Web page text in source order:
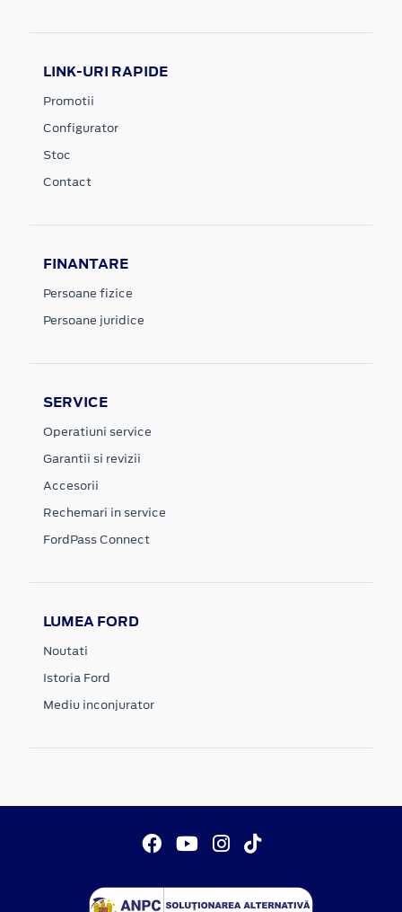
LINK-URI RAPIDE
Promotii
Configurator
Stoc
Contact
FINANTARE
Persoane fizice
Persoane juridice
SERVICE
Operatiuni service
Garantii si revizii
Accesorii
Rechemari in service
FordPass Connect
LUMEA FORD
Noutati
Istoria Ford
Mediu inconjurator